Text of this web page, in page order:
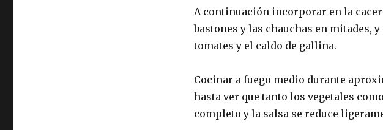
A continuación incorporar en la
bastones y las chauchas en mitades,
tomates y el caldo de gallina.
Cocinar a fuego medio durante
hasta ver que tanto los vegetales
completo y la salsa se reduce